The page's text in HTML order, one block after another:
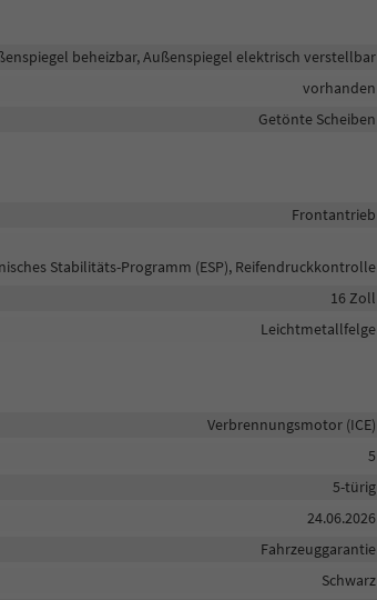
beheizbar, Außenspiegel elektrisch verstellbar
vorhanden
Getönte Scheiben
Frontantrieb
Stabilitäts-Programm (ESP), Reifendruckkontrolle
16 Zoll
Leichtmetallfelge
Verbrennungsmotor (ICE)
5
5-türig
24.06.2026
Fahrzeuggarantie
Schwarz